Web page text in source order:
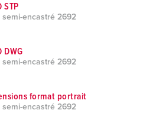
STP
encastré 2692
DWG
encastré 2692
format portrait
encastré 2692